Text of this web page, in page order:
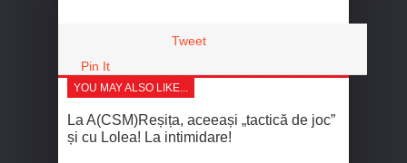
Tweet
Pin It
YOU MAY ALSO LIKE...
La A(CSM)Reșița, aceeași „tactică de joc”
și cu Lolea! La intimidare!